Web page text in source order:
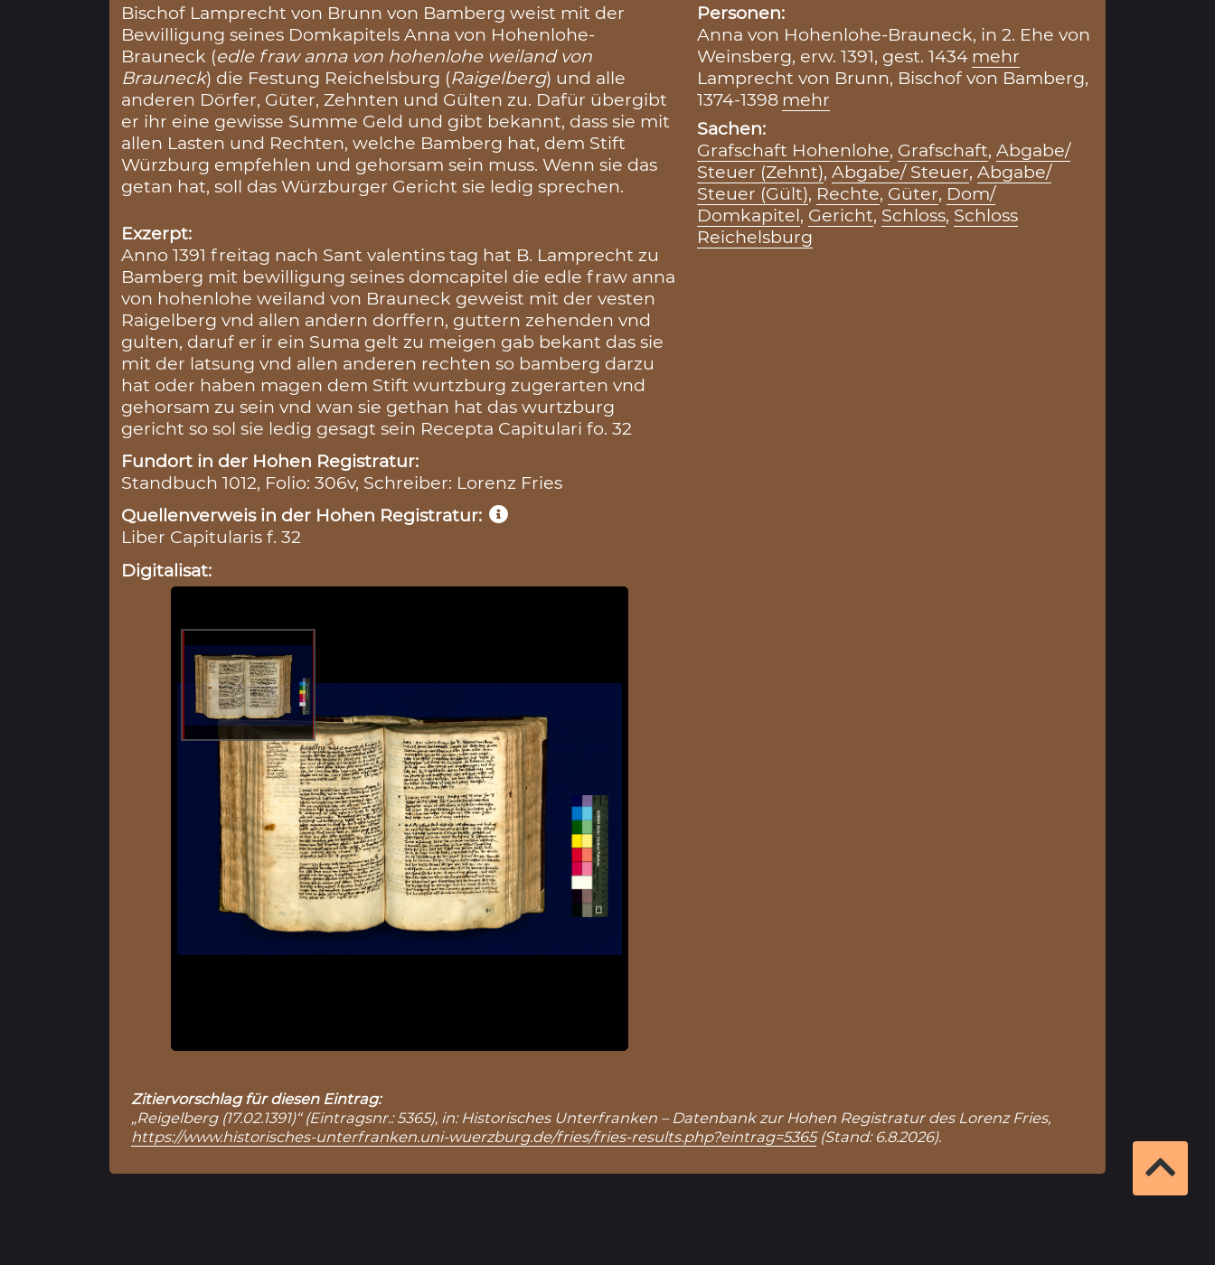
Bischof Lamprecht von Brunn von Bamberg weist mit der
Bewilligung seines Domkapitels Anna von Hohenlohe-
Brauneck (edle fraw anna von hohenlohe weiland von
Brauneck) die Festung Reichelsburg (Raigelberg) und alle
anderen Dörfer, Güter, Zehnten und Gülten zu. Dafür übergibt
er ihr eine gewisse Summe Geld und gibt bekannt, dass sie mit
allen Lasten und Rechten, welche Bamberg hat, dem Stift
Würzburg empfehlen und gehorsam sein muss. Wenn sie das
getan hat, soll das Würzburger Gericht sie ledig sprechen.
Exzerpt:
Anno 1391 freitag nach Sant valentins tag hat B. Lamprecht zu
Bamberg mit bewilligung seines domcapitel die edle fraw anna
von hohenlohe weiland von Brauneck geweist mit der vesten
Raigelberg vnd allen andern dorffern, guttern zehenden vnd
gulten, daruf er ir ein Suma gelt zu meigen gab bekant das sie
mit der latsung vnd allen anderen rechten so bamberg darzu
hat oder haben magen dem Stift wurtzburg zugerarten vnd
gehorsam zu sein vnd wan sie gethan hat das wurtzburg
gericht so sol sie ledig gesagt sein Recepta Capitulari fo. 32
Fundort in der Hohen Registratur:
Standbuch 1012, Folio: 306v, Schreiber: Lorenz Fries
Quellenverweis in der Hohen Registratur:
Liber Capitularis f. 32
Digitalisat:
Personen:
Anna von Hohenlohe-Brauneck, in 2. Ehe von
Weinsberg, erw. 1391, gest. 1434 mehr
Lamprecht von Brunn, Bischof von Bamberg,
1374-1398 mehr
Sachen:
Grafschaft Hohenlohe, Grafschaft, Abgabe/
Steuer (Zehnt), Abgabe/ Steuer, Abgabe/
Steuer (Gült), Rechte, Güter, Dom/
Domkapitel, Gericht, Schloss, Schloss
Reichelsburg
Zitiervorschlag für diesen Eintrag:
„Reigelberg (17.02.1391)“ (Eintragsnr.: 5365), in: Historisches Unterfranken – Datenbank zur Hohen Registratur des Lorenz Fries,
https://www.historisches-unterfranken.uni-wuerzburg.de/fries/fries-results.php?eintrag=5365(Stand: 6.8.2026).